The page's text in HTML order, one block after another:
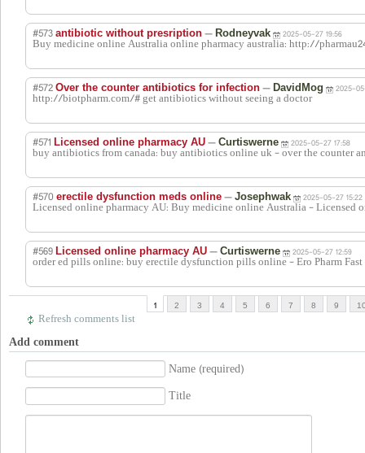
#573 antibiotic without presription — Rodneyvak 2025-05-27 19:56
Buy medicine online Australia online pharmacy australia: http://
#572 Over the counter antibiotics for infection — DavidMog 2025-
http://biotpharm.com/# get antibiotics without seeing a doctor
#571 Licensed online pharmacy AU — Curtiswerne 2025-05-27 17:58
buy antibiotics from canada: buy antibiotics online uk - over the counter
#570 erectile dysfunction meds online — Josephwak 2025-05-27 15:22
Licensed online pharmacy AU: Buy medicine online Australia - Licensed
#569 Licensed online pharmacy AU — Curtiswerne 2025-05-27 12:59
order ed pills online: buy erectile dysfunction pills online - Ero Pharm Fast
1 2 3 4 5 6 7 8 9
Refresh comments list
Add comment
Name (required)
Title